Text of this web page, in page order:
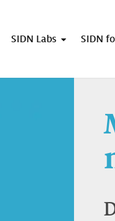
SIDN Labs SIDN